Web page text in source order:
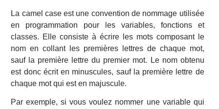
La camel case est une convention de nommage utilisée
en programmation pour les variables, fonctions et
classes. Elle consiste à écrire les mots composant le
nom en collant les premières lettres de chaque mot,
sauf la première lettre du premier mot. Le nom obtenu
est donc écrit en minuscules, sauf la première lettre de
chaque mot qui est en majuscule.
Par exemple, si vous voulez nommer une variable qui